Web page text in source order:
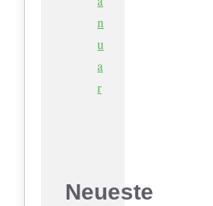
n
u
a
r
Neueste